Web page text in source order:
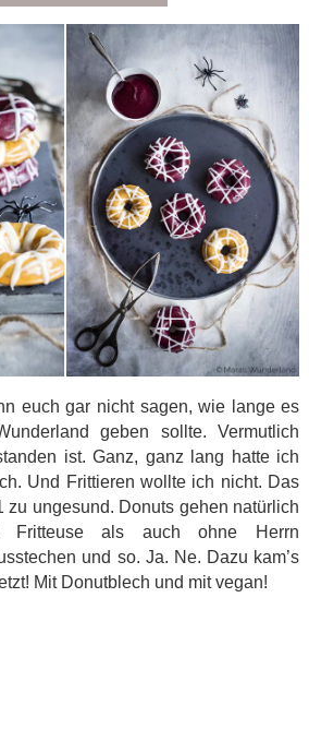
euch gar nicht sagen, wie lange es
geben sollte. Vermutlich
ist. Ganz, ganz lang hatte ich
Und Frittieren wollte ich nicht. Das
zu ungesund. Donuts gehen natürlich
Fritteuse als auch ohne Herrn
und so. Ja. Ne. Dazu kam’s
Mit Donutblech und mit vegan!